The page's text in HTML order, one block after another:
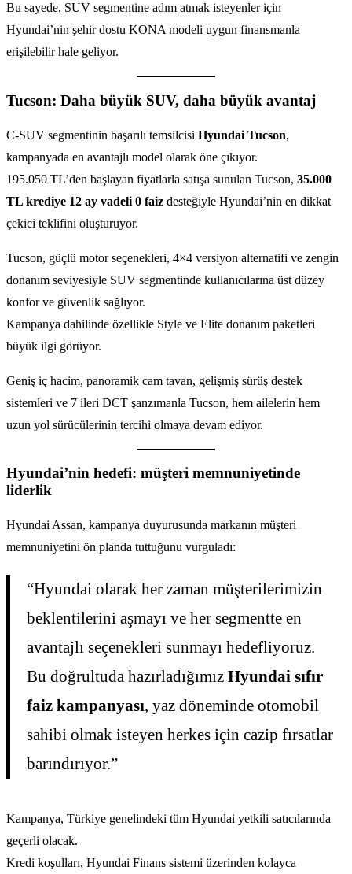
Bu sayede, SUV segmentine adım atmak isteyenler için
Hyundai’nin şehir dostu KONA modeli uygun finansmanla
erişilebilir hale geliyor.
Tucson: Daha büyük SUV, daha büyük avantaj
C-SUV segmentinin başarılı temsilcisi Hyundai Tucson,
kampanyada en avantajlı model olarak öne çıkıyor.
195.050 TL’den başlayan fiyatlarla satışa sunulan Tucson, 35.000
TL krediye 12 ay vadeli 0 faiz desteğiyle Hyundai’nin en dikkat
çekici teklifini oluşturuyor.
Tucson, güçlü motor seçenekleri, 4×4 versiyon alternatifi ve zengin
donanım seviyesiyle SUV segmentinde kullanıcılarına üst düzey
konfor ve güvenlik sağlıyor.
Kampanya dahilinde özellikle Style ve Elite donanım paketleri
büyük ilgi görüyor.
Geniş iç hacim, panoramik cam tavan, gelişmiş sürüş destek
sistemleri ve 7 ileri DCT şanzımanla Tucson, hem ailelerin hem
uzun yol sürücülerinin tercihi olmaya devam ediyor.
Hyundai’nin hedefi: müşteri memnuniyetinde
liderlik
Hyundai Assan, kampanya duyurusunda markanın müşteri
memnuniyetini ön planda tuttuğunu vurguladı:
“Hyundai olarak her zaman müşterilerimizin
beklentilerini aşmayı ve her segmentte en
avantajlı seçenekleri sunmayı hedefliyoruz.
Bu doğrultuda hazırladığımızHyundai sıfır
faiz kampanyası, yaz döneminde otomobil
sahibi olmak isteyen herkes için cazip fırsatlar
barındırıyor.”
Kampanya, Türkiye genelindeki tüm Hyundai yetkili satıcılarında
geçerli olacak.
Kredi koşulları, Hyundai Finans sistemi üzerinden kolayca